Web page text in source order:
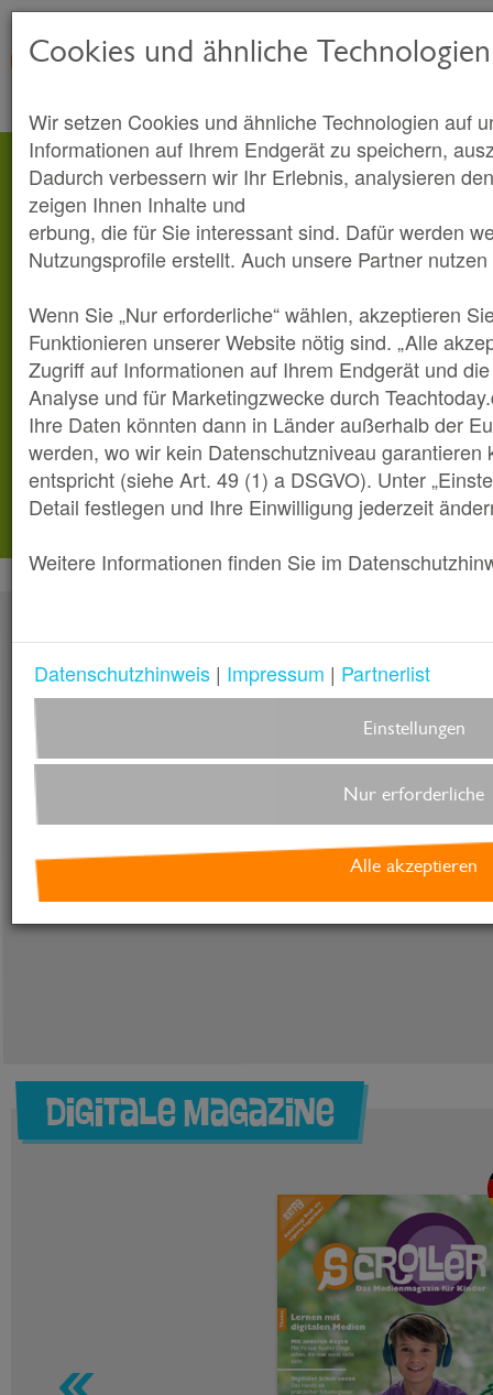
Dein
Digitale Magazine
Cookies und ähnliche Technologien
Wir setzen Cookies und ähnliche Technologien auf
Informationen auf Ihrem Endgerät zu speichern,
Dadurch verbessern wir Ihr Erlebnis, analysieren
zeigen Ihnen Inhalte und
erbung, die für Sie interessant sind. Dafür werden
Nutzungsprofile erstellt. Auch unsere Partner
Wenn Sie „Nur erforderliche“ wählen, akzeptieren
Funktionieren unserer Website nötig sind. „Alle
Zugriff auf Informationen auf Ihrem Endgerät und
Analyse und für Marketingzwecke durch
Ihre Daten könnten dann in Länder außerhalb der
werden, wo wir kein Datenschutzniveau garantieren
entspricht (siehe Art. 49 (1) a DSGVO). Unter
Detail festlegen und Ihre Einwilligung jederzeit
Weitere Informationen finden Sie im
Datenschutzhinweis | Impressum | Partnerlist
Einstellungen
Nur erforderliche
Alle akzeptieren